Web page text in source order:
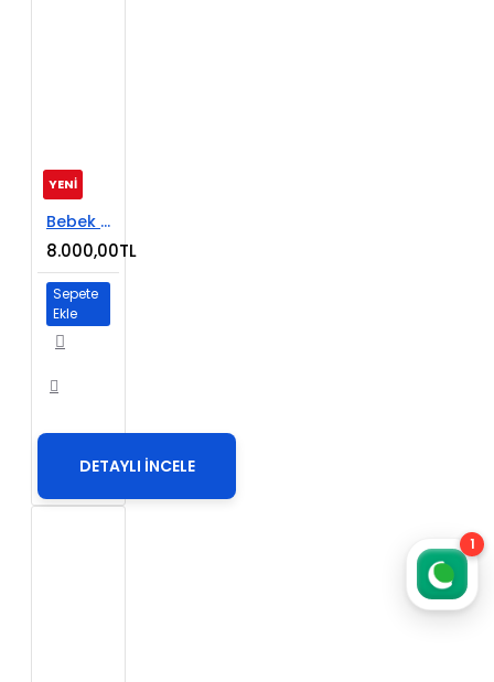
YENİ
Bebek Ürünleri E-Ticaret Sitesi
8.000,00TL
Sepete
Ekle
DETAYLI İNCELE
1